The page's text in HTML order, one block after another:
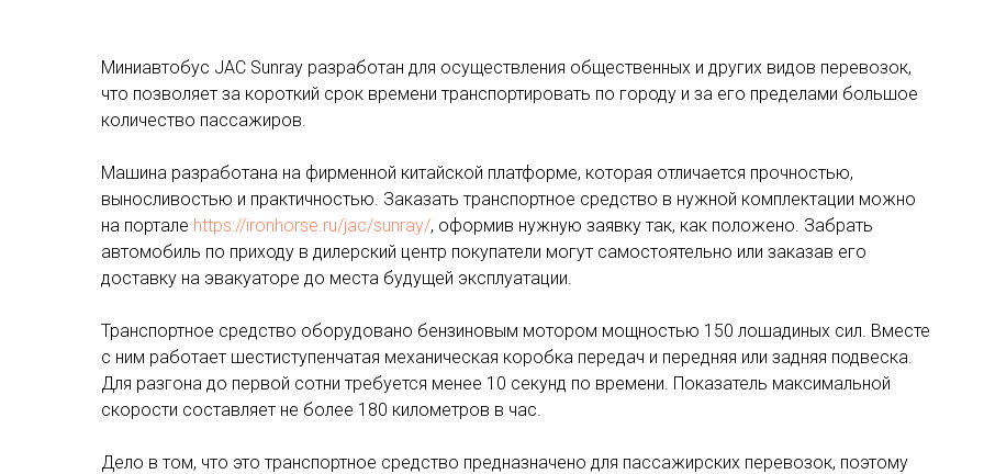
Миниавтобус JAC Sunray разработан для осуществления общественных и других видов перевозок,
что позволяет за короткий срок времени транспортировать по городу и за его пределами большое
количество пассажиров.
Машина разработана на фирменной китайской платформе, которая отличается прочностью,
выносливостью и практичностью. Заказать транспортное средство в нужной комплектации можно
на портале https://ironhorse.ru/jac/sunray/, оформив нужную заявку так, как положено. Забрать
автомобиль по приходу в дилерский центр покупатели могут самостоятельно или заказав его
доставку на эвакуаторе до места будущей эксплуатации.
Транспортное средство оборудовано бензиновым мотором мощностью 150 лошадиных сил. Вместе
с ним работает шестиступенчатая механическая коробка передач и передняя или задняя подвеска.
Для разгона до первой сотни требуется менее 10 секунд по времени. Показатель максимальной
скорости составляет не более 180 километров в час.
Дело в том, что это транспортное средство предназначено для пассажирских перевозок, поэтому